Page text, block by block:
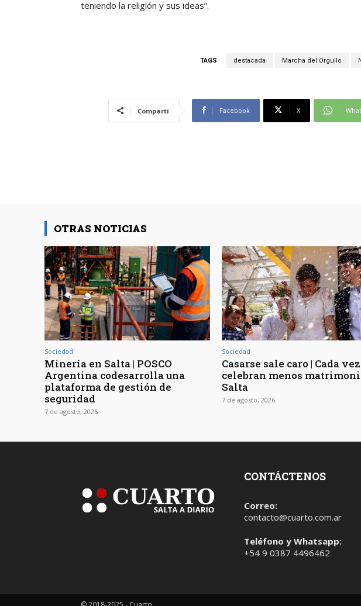
teniendo la religión y sus ideas”.
TAGS destacada Marcha del Orgullo
Compartí Facebook X
OTRAS NOTICIAS
Sociedad
Minería en Salta | POSCO
Argentina codesarrolla una
plataforma de gestión de
seguridad
7 de agosto, 2026
Sociedad
Casarse sale caro | Cada
celebran menos
Salta
7 de agosto, 2026
CONTÁCTENOS
Correo:
contacto@cuarto.com.ar
Teléfono y Whatsapp:
+54 9 0387 4496462